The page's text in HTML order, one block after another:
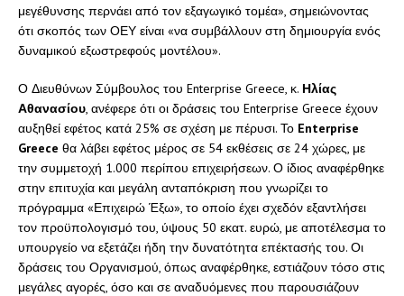
μεγέθυνσης περνάει από τον εξαγωγικό τομέα», σημειώνοντας
ότι σκοπός των ΟΕΥ είναι «να συμβάλλουν στη δημιουργία ενός
δυναμικού εξωστρεφούς μοντέλου».
Ο Διευθύνων Σύμβουλος του Enterprise Greece, κ. Ηλίας
Αθανασίου, ανέφερε ότι οι δράσεις του Enterprise Greece έχουν
αυξηθεί εφέτος κατά 25% σε σχέση με πέρυσι. Το Enterprise
Greece θα λάβει εφέτος μέρος σε 54 εκθέσεις σε 24 χώρες, με
την συμμετοχή 1.000 περίπου επιχειρήσεων. Ο ίδιος αναφέρθηκε
στην επιτυχία και μεγάλη ανταπόκριση που γνωρίζει το
πρόγραμμα «Επιχειρώ Έξω», το οποίο έχει σχεδόν εξαντλήσει
τον προϋπολογισμό του, ύψους 50 εκατ. ευρώ, με αποτέλεσμα το
υπουργείο να εξετάζει ήδη την δυνατότητα επέκτασής του. Οι
δράσεις του Οργανισμού, όπως αναφέρθηκε, εστιάζουν τόσο στις
μεγάλες αγορές, όσο και σε αναδυόμενες που παρουσιάζουν